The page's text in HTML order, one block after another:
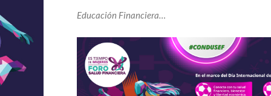
Educación Financiera…